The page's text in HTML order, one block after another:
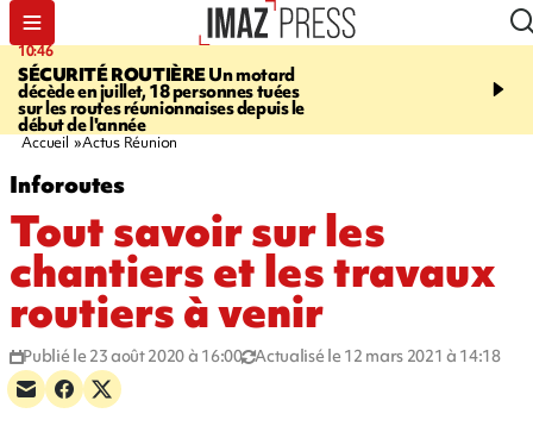
10:46
SÉCURITÉ ROUTIÈREUn motard
décède en juillet, 18 personnes tuées
sur les routes réunionnaises depuis le
début de l'année
13:49
mineurs - un courrier
Accueil Actus Réunion
Inforoutes
Tout savoir sur les
chantiers et les travaux
routiers à venir
Publié le 23 août 2020 à 16:00 Actualisé le 12 mars 2021 à 14:18